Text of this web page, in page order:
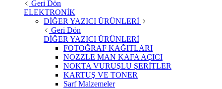
Geri Dön
ELEKTRONİK
DİĞER YAZICI ÜRÜNLERİ
Geri Dön
DİĞER YAZICI ÜRÜNLERİ
FOTOĞRAF KAĞITLARI
NOZZLE MAN KAFA AÇICI
NOKTA VURUŞLU ŞERİTLER
KARTUŞ VE TONER
Sarf Malzemeler